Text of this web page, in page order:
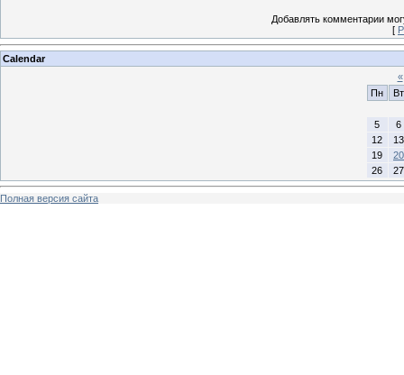
Добавлять комментарии
[
Calendar
«
Пн
Вт
5
6
12
13
19
20
26
27
Полная версия сайта